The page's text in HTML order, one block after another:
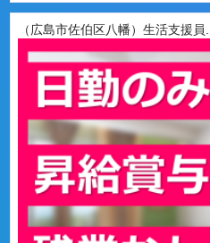
（広島市佐伯区八幡）生活支援員...